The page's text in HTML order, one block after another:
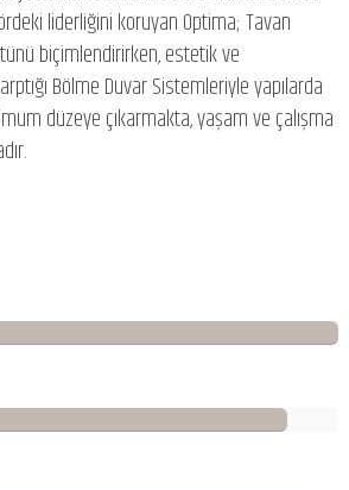
liderliğini koruyan Optima; Tavan
biçimlendirirken, estetik ve
Bölme Duvar Sistemleriyle yapılarda
düzeye çıkarmakta, yaşam ve çalışma